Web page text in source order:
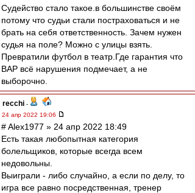
Судейство стало такое.в большинстве своём
потому что судьи стали постраховаться и не
брать на себя ответственность. Зачем нужен
судья на поле? Можно с улицы взять.
Превратили футбол в театр.Где гарантия что
ВАР всё нарушения подмечает, а не
выборочно.
recchi -
24 апр 2022 19:06
# Alex1977 » 24 апр 2022 18:49
Есть такая любопытная категория
болельщиков, которые всегда всем
недовольны.
Выиграли - либо случайно, а если по делу, то
игра все равно посредственная, тренер